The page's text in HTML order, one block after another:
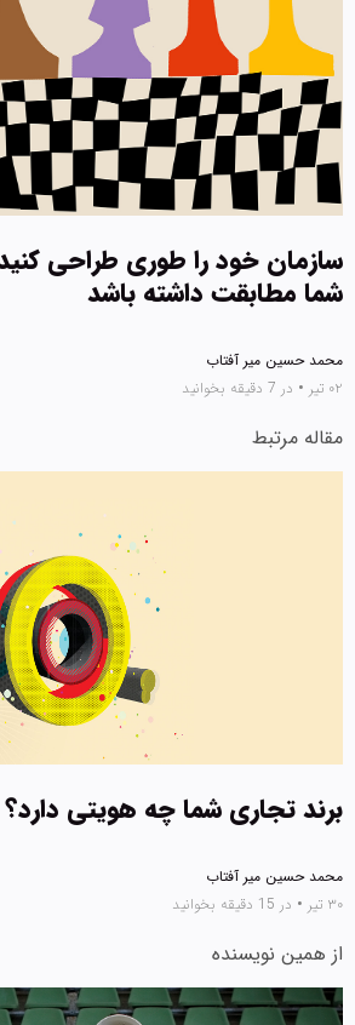
سازمان خود را طوری طراحی کنید
شما مطابقت داشته باشد
محمد حسین میر آفتاب
۰۲ تیر
• در 7 دقیقه بخوانید
مقاله مرتبط
برند تجاری شما چه هویتی دارد؟
محمد حسین میر آفتاب
۳۰ تیر
• در 15 دقیقه بخوانید
از همین نویسنده